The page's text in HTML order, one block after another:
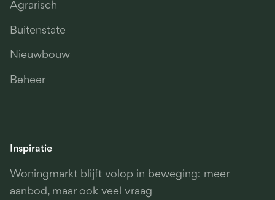
Agrarisch
Buitenstate
Nieuwbouw
Beheer
Inspiratie
Woningmarkt blijft volop in beweging: meer
aanbod, maar ook veel vraag